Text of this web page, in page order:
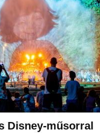
Disney-műsorral